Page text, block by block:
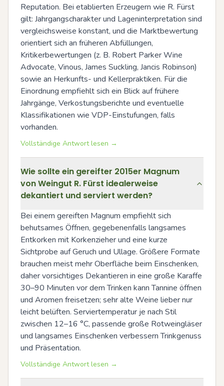
Reputation. Bei etablierten Erzeugern wie R. Fürst
gilt: Jahrgangscharakter und Lageninterpretation sind
vergleichsweise konstant, und die Marktbewertung
orientiert sich an früheren Abfüllungen,
Kritikerbewertungen (z. B. Robert Parker Wine
Advocate, Vinous, James Suckling, Jancis Robinson)
sowie an Herkunfts- und Kellerpraktiken. Für die
Einordnung empfiehlt sich ein Blick auf frühere
Jahrgänge, Verkostungsberichte und eventuelle
Klassifikationen wie VDP-Einstufungen, falls
vorhanden.
Vollständige Antwort lesen →
Wie sollte ein gereifter 2015er Magnum
von Weingut R. Fürst idealerweise
dekantiert und serviert werden?
Bei einem gereiften Magnum empfiehlt sich
behutsames Öffnen, gegebenenfalls langsames
Entkorken mit Korkenzieher und eine kurze
Sichtprobe auf Geruch und Ullage. Größere Formate
brauchen meist mehr Oberfläche beim Einschenken,
daher vorsichtiges Dekantieren in eine große Karaffe
30–90 Minuten vor dem Trinken kann Tannine öffnen
und Aromen freisetzen; sehr alte Weine lieber nur
leicht belüften. Serviertemperatur je nach Stil
zwischen 12–16 °C, passende große Rotweingläser
und langsames Einschenken verbessern Trinkgenuss
und Präsentation.
Vollständige Antwort lesen →